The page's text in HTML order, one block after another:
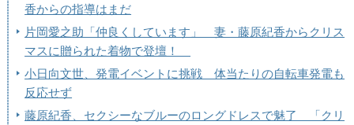
香からの指導はまだ
片岡愛之助「仲良くしています」 妻・藤原紀香からクリス
マスに贈られた着物で登壇！
小日向文世、発電イベントに挑戦 体当たりの自転車発電も
反応せず
藤原紀香、セクシーなブルーのロングドレスで魅了 「クリ